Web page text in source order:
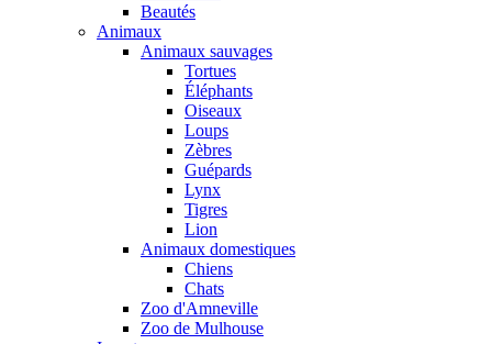
Beautés
Animaux
Animaux sauvages
Tortues
Éléphants
Oiseaux
Loups
Zèbres
Guépards
Lynx
Tigres
Lion
Animaux domestiques
Chiens
Chats
Zoo d'Amneville
Zoo de Mulhouse